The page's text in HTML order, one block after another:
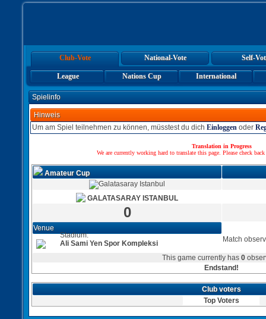
Club-Vote National-Vote Self-
League Nations Cup International
Spielinfo
Hinweis
Um am Spiel teilnehmen zu können, müsstest du dich Einloggen oder
Translation in Progress
We are currently working hard to translate this page. Please check
Amateur Cup
GALATASARAY ISTANBUL
0
Venue
Stadium:
Ali Sami Yen Spor Kompleksi
Match
This game currently has 0
Endstand!
Club voters
Top Voters